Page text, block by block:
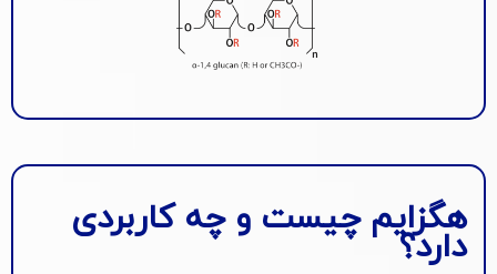
هگزایم چیست و چه کاربردی
دارد؟